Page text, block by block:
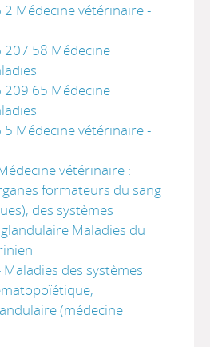
Médecine vétérinaire -
58 Médecine
65 Médecine
Médecine vétérinaire -
vétérinaire :
formateurs du sang
des systèmes
Maladies du
des systèmes
(médecine